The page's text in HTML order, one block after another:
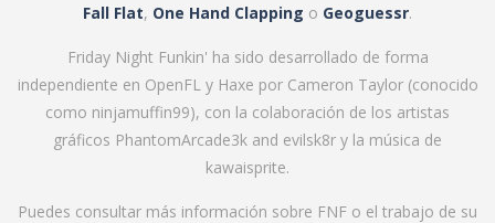
Fall Flat, One Hand Clapping o Geoguessr.
Friday Night Funkin' ha sido desarrollado de forma
independiente en OpenFL y Haxe por Cameron Taylor (conocido
como ninjamuffin99), con la colaboración de los artistas
gráficos PhantomArcade3k and evilsk8r y la música de
kawaisprite.
Puedes consultar más información sobre FNF o el trabajo de su